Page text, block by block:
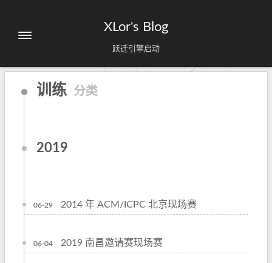
XLor's Blog
跃迁引擎启动
训练 分类
2019
06-29 2014 年 ACM/ICPC 北京现场赛
06-04 2019 南昌邀请赛现场赛